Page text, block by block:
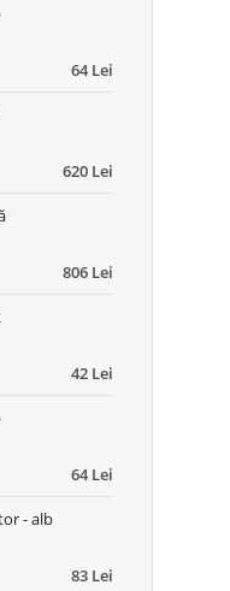
64 Lei
620 Lei
806 Lei
42 Lei
64 Lei
83 Lei
- alb